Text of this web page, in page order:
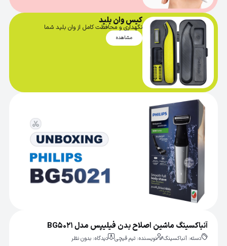
آنباکسینگ ماشین اصلاح بدن فیلیپس مدل BG5021
دسته: آنباکسینگ نویسنده: تیم قیچی دیدگاه: بدون نظر
کیس وان بلید
نگهداری و محافظت کامل از وان بلید شما
مشاهده